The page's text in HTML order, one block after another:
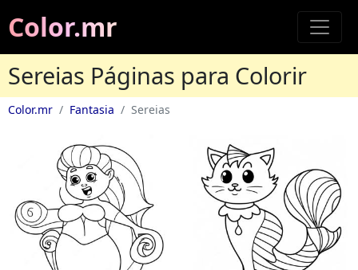
Color.mr
Sereias Páginas para Colorir
Color.mr Fantasia Sereias